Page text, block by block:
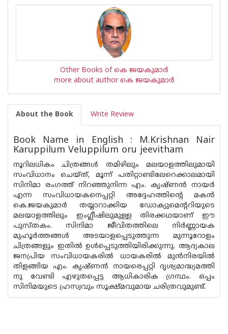
Other Books of കെ ജയകുമാര്‍
more about author കെ ജയകുമാര്‍
About the Book Write Review
Book Name in English : M.Krishnan Nair
Karuppilum Veluppilum oru jeevitham
നൂറിലധികം ചിത്രങ്ങൾ തമിഴിലും മലയാളത്തിലുമായി
സംവിധാനം ചെയ്ത്, മൂന്ന് പതിറ്റാണ്ടിലേറെക്കാലമായി
സിനിമാ രംഗത്ത് നിറഞ്ഞുനിന്ന എം. കൃഷ്ണൻ നായർ
എന്ന സംവിധായകനെപ്പറ്റി അദ്ദേഹത്തിന്റെ മകൻ
കെ.ജയകുമാർ തയ്യാറാക്കിയ ഡോക്യുമെന്ററിയുടെ
മലയാളത്തിലും ഇംഗ്ലീഷിലുമുള്ള തിരക്കഥയാണ് ഈ
പുസ്തകം. സിനിമാ ജീവിതത്തിലെ നിർണ്ണായക
മുഹൂർത്തങ്ങൾ അടയാളപ്പെടുത്തുന്ന മുന്നൂറോളം
ചിത്രങ്ങളും ഇതിൽ ഉൾപ്പെടുത്തിയിരിക്കുന്നു. ആദ്യകാല
ജനപ്രിയ സംവിധായകരിൽ ധായകരിൽ മുൻനിരയിൽ
തിളങ്ങിയ എം. കൃഷ്ണൻ നായരെപ്പറ്റി ദൃശ്യമാദ്ധ്യമത്തി
നു വേണ്ടി എഴുതപ്പെട്ട ആധികാരിക ഗ്രന്ഥം. ഒപ്പം
സിനിമയുടെ ഹ്രസ്വവും സൂക്ഷ്മവുമായ ചരിത്രവുമുണ്ട്.